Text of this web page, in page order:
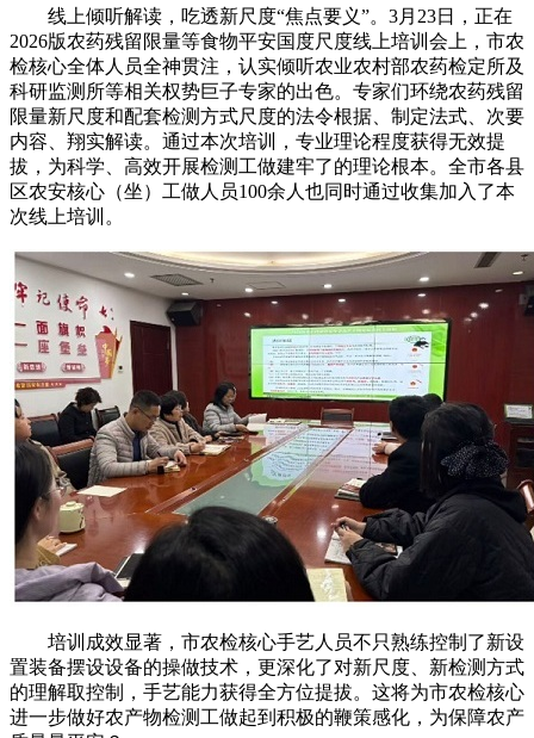
线上倾听解读，吃透新尺度“焦点要义”。3月23日，正在
2026版农药残留限量等食物平安国度尺度线上培训会上，市农
检核心全体人员全神贯注，认实倾听农业农村部农药检定所及
科研监测所等相关权势巨子专家的出色。专家们环绕农药残留
限量新尺度和配套检测方式尺度的法令根据、制定法式、次要
内容、翔实解读。通过本次培训，专业理论程度获得无效提
拔，为科学、高效开展检测工做建牢了的理论根本。全市各县
区农安核心（坐）工做人员100余人也同时通过收集加入了本
次线上培训。
培训成效显著，市农检核心手艺人员不只熟练控制了新设
置装备摆设设备的操做技术，更深化了对新尺度、新检测方式
的理解取控制，手艺能力获得全方位提拔。这将为市农检核心
进一步做好农产物检测工做起到积极的鞭策感化，为保障农产